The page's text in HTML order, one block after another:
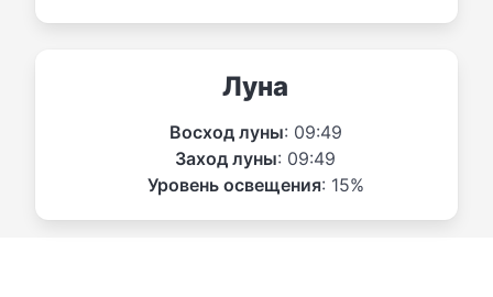
Луна
Восход луны: 09:49
Заход луны: 09:49
Уровень освещения: 15%